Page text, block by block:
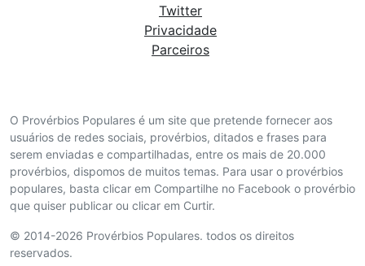
O Provérbios Populares é um site que pretende fornecer aos
usuários de redes sociais, provérbios, ditados e frases para
serem enviadas e compartilhadas, entre os mais de 20.000
provérbios, dispomos de muitos temas. Para usar o provérbios
populares, basta clicar em Compartilhe no Facebook o provérbio
que quiser publicar ou clicar em Curtir.
© 2014-2026 Provérbios Populares. todos os direitos
reservados.
Twitter
Privacidade
Parceiros